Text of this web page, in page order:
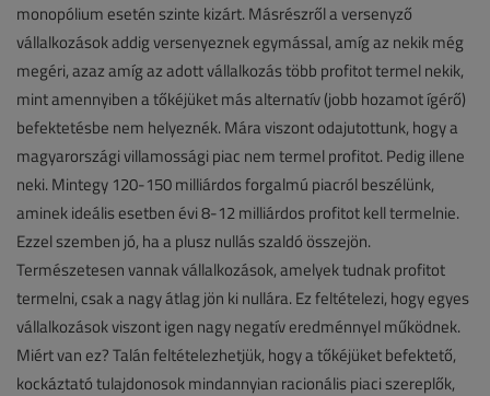
monopólium esetén szinte kizárt. Másrészről a versenyző
vállalkozások addig versenyeznek egymással, amíg az nekik még
megéri, azaz amíg az adott vállalkozás több profitot termel nekik,
mint amennyiben a tőkéjüket más alternatív (jobb hozamot ígérő)
befektetésbe nem helyeznék. Mára viszont odajutottunk, hogy a
magyarországi villamossági piac nem termel profitot. Pedig illene
neki. Mintegy 120-150 milliárdos forgalmú piacról beszélünk,
aminek ideális esetben évi 8-12 milliárdos profitot kell termelnie.
Ezzel szemben jó, ha a plusz nullás szaldó összejön.
Természetesen vannak vállalkozások, amelyek tudnak profitot
termelni, csak a nagy átlag jön ki nullára. Ez feltételezi, hogy egyes
vállalkozások viszont igen nagy negatív eredménnyel működnek.
Miért van ez? Talán feltételezhetjük, hogy a tőkéjüket befektető,
kockáztató tulajdonosok mindannyian racionális piaci szereplők,